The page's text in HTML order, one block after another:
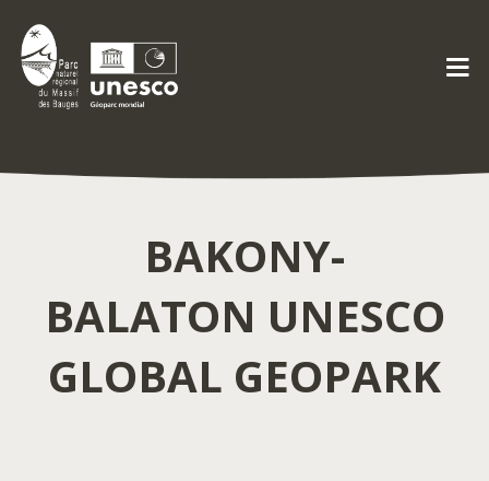
BAKONY-
BALATON UNESCO
GLOBAL GEOPARK